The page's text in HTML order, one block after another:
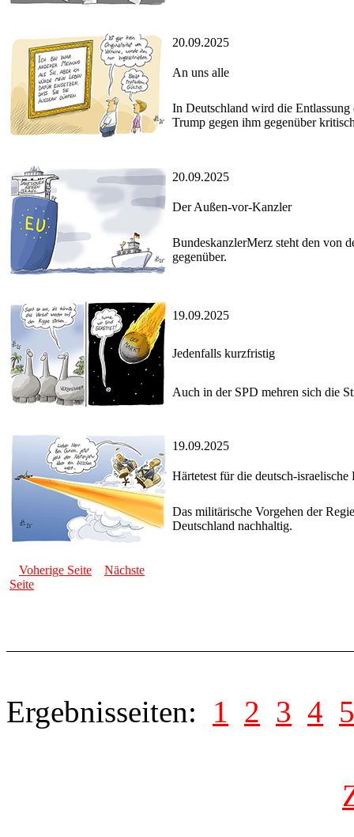
20.09.2025
An uns alle
In Deutschland wird die
Trump gegen ihm gegenüber
20.09.2025
Der Außen-vor-Kanzler
BundeskanzlerMerz steht den von
gegenüber.
19.09.2025
Jedenfalls kurzfristig
Auch in der SPD mehren sich die
19.09.2025
Härtetest für die deutsch-israelische
Das militärische Vorgehen der
Deutschland nachhaltig.
Voherige Seite
Nächste
Seite
Ergebnisseiten: 1 2 3 4 5